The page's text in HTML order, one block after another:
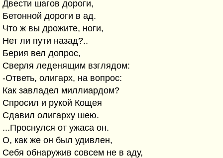
Двести шагов дороги,
Бетонной дороги в ад.
Что ж вы дрожите, ноги,
Нет ли пути назад?..
Берия вел допрос,
Сверля леденящим взглядом:
-Ответь, олигарх, на вопрос:
Как завладел миллиардом?
Спросил и рукой Кощея
Сдавил олигарху шею.
...Проснулся от ужаса он.
О, как же он был удивлен,
Себя обнаружив совсем не в аду,